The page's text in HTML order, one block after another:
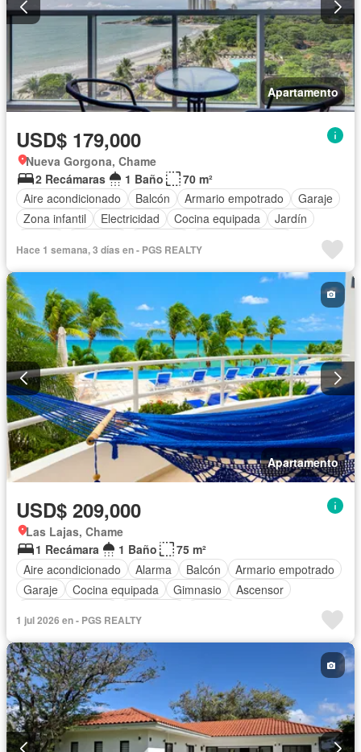
Apartamento
USD$ 179,000
Nueva Gorgona, Chame
2 Recámaras
1 Baño
70 m²
Aire acondicionado
Balcón Armario empotrado
Garaje
Zona infantil
Electricidad Cocina equipada
Jardín
Seguridad
Piscina Agua
Hace 1 semana, 3 días en - PGS REALTY
Apartamento
USD$ 209,000
Las Lajas, Chame
1 Recámara
1 Baño
75 m²
Aire acondicionado
Alarma Balcón
Armario empotrado
Garaje
Cocina equipada Gimnasio
Ascensor
1 jul 2026 en - PGS REALTY